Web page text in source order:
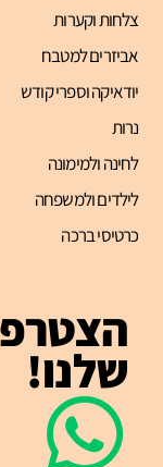
צלחות וקערות
אביזרים למטבח
יודאיקה וספרי קודש
נרות
לחינה ולמימונה
לילדים ולמשפחה
כרטיסי ברכה
שלנו!